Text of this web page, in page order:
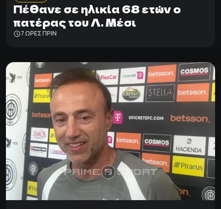
Πέθανε σε ηλικία 68 ετών ο
πατέρας του Λ. Μέσι
7 ΩΡΕΣ ΠΡΙΝ